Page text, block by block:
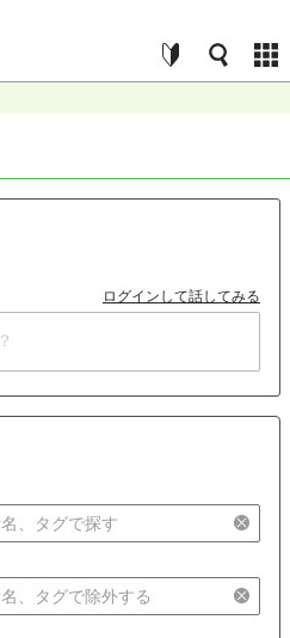
ログインして話してみる